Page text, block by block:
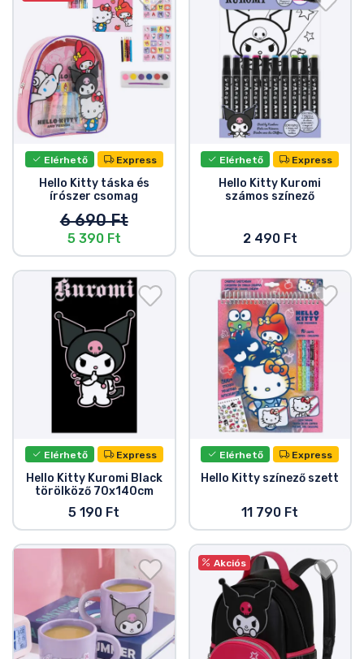
Elérhető Express
Hello Kitty táska és
írószer csomag
6 690 Ft
5 390 Ft
Elérhető Express
Hello Kitty Kuromi
számos színező
2 490 Ft
Elérhető Express
Hello Kitty Kuromi Black
törölköző 70x140cm
5 190 Ft
Elérhető Express
Hello Kitty színező szett
11 790 Ft
Akciós